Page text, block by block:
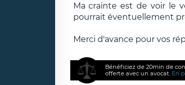
Ma crainte est de voir le
pourrait éventuellement
Merci d'avance pour vos
Bénéficiez de 20min de
offerte avec un avocat. En